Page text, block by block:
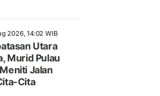
2026, 14:02 WIB
Utara
Murid Pulau
Jalan
Cita